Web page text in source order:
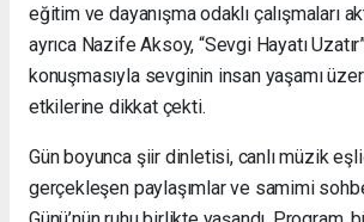
eğitim ve dayanışma odaklı çalışmaları
ayrıca Nazife Aksoy, “Sevgi Hayatı
konuşmasıyla sevginin insan yaşamı
etkilerine dikkat çekti.
Gün boyunca şiir dinletisi, canlı müzik
gerçekleşen paylaşımlar ve samimi